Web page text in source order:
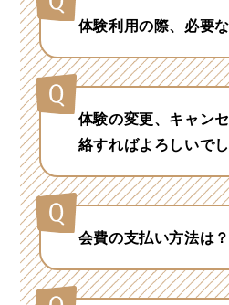
体験利用の際、必要
運動ができる服装、
タオル、飲み物（水
ル）のご持参をお願
体験の変更、キャン
絡すればよろしいで
お申し込み店舗にご
会費の支払い方法は？
ご登録口座よりお引
ます。